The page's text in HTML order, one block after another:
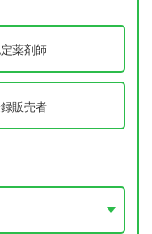
薬剤師
販売者